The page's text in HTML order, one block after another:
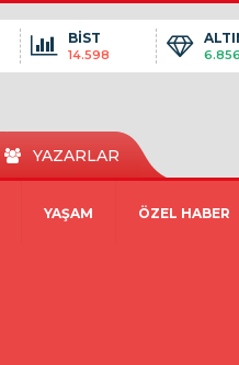
BİST
14.598
YAZARLAR
YAŞAM ÖZEL HABER